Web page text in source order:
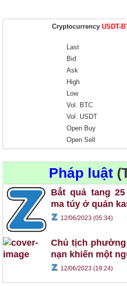
Cryptocurrency USDT-
Last
Bid
Ask
High
Low
Vol. BTC
Vol. USDT
Open Buy
Open Sell
Pháp luật
Bắt quả tang
ma túy ở quán
12/06/2023 (05:34)
Chủ tịch
nạn khiến một
12/06/2023 (19:24)